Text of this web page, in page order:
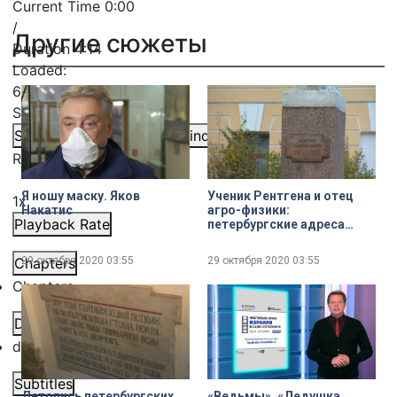
Current Time 0:00
/
Duration4:14
Loaded:
6.84%
Stream TypeLIVE
Seek to live, currently behind liveLIVE
Remaining Time-4:14
1x
Playback Rate
Chapters
Chapters
Descriptions
descriptions off, selected
Subtitles
Другие сюжеты
Я ношу маску. Яков
Накатис
29 октября 2020 03:55
Ученик Рентгена и отец
агро-физики:
петербургские адреса
29 октября 2020 03:55